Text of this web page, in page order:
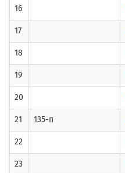
16
17
18
19
20
21 135-п
22
23